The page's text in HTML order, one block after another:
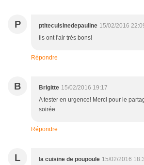
P ptitecuisinedepauline 15/02/2016
Ils ont l'air très bons!
Répondre
B Brigitte 15/02/2016 19:17
A tester en urgence! Merci pour le
soirée
Répondre
L la cuisine de poupoule 15/02/2016